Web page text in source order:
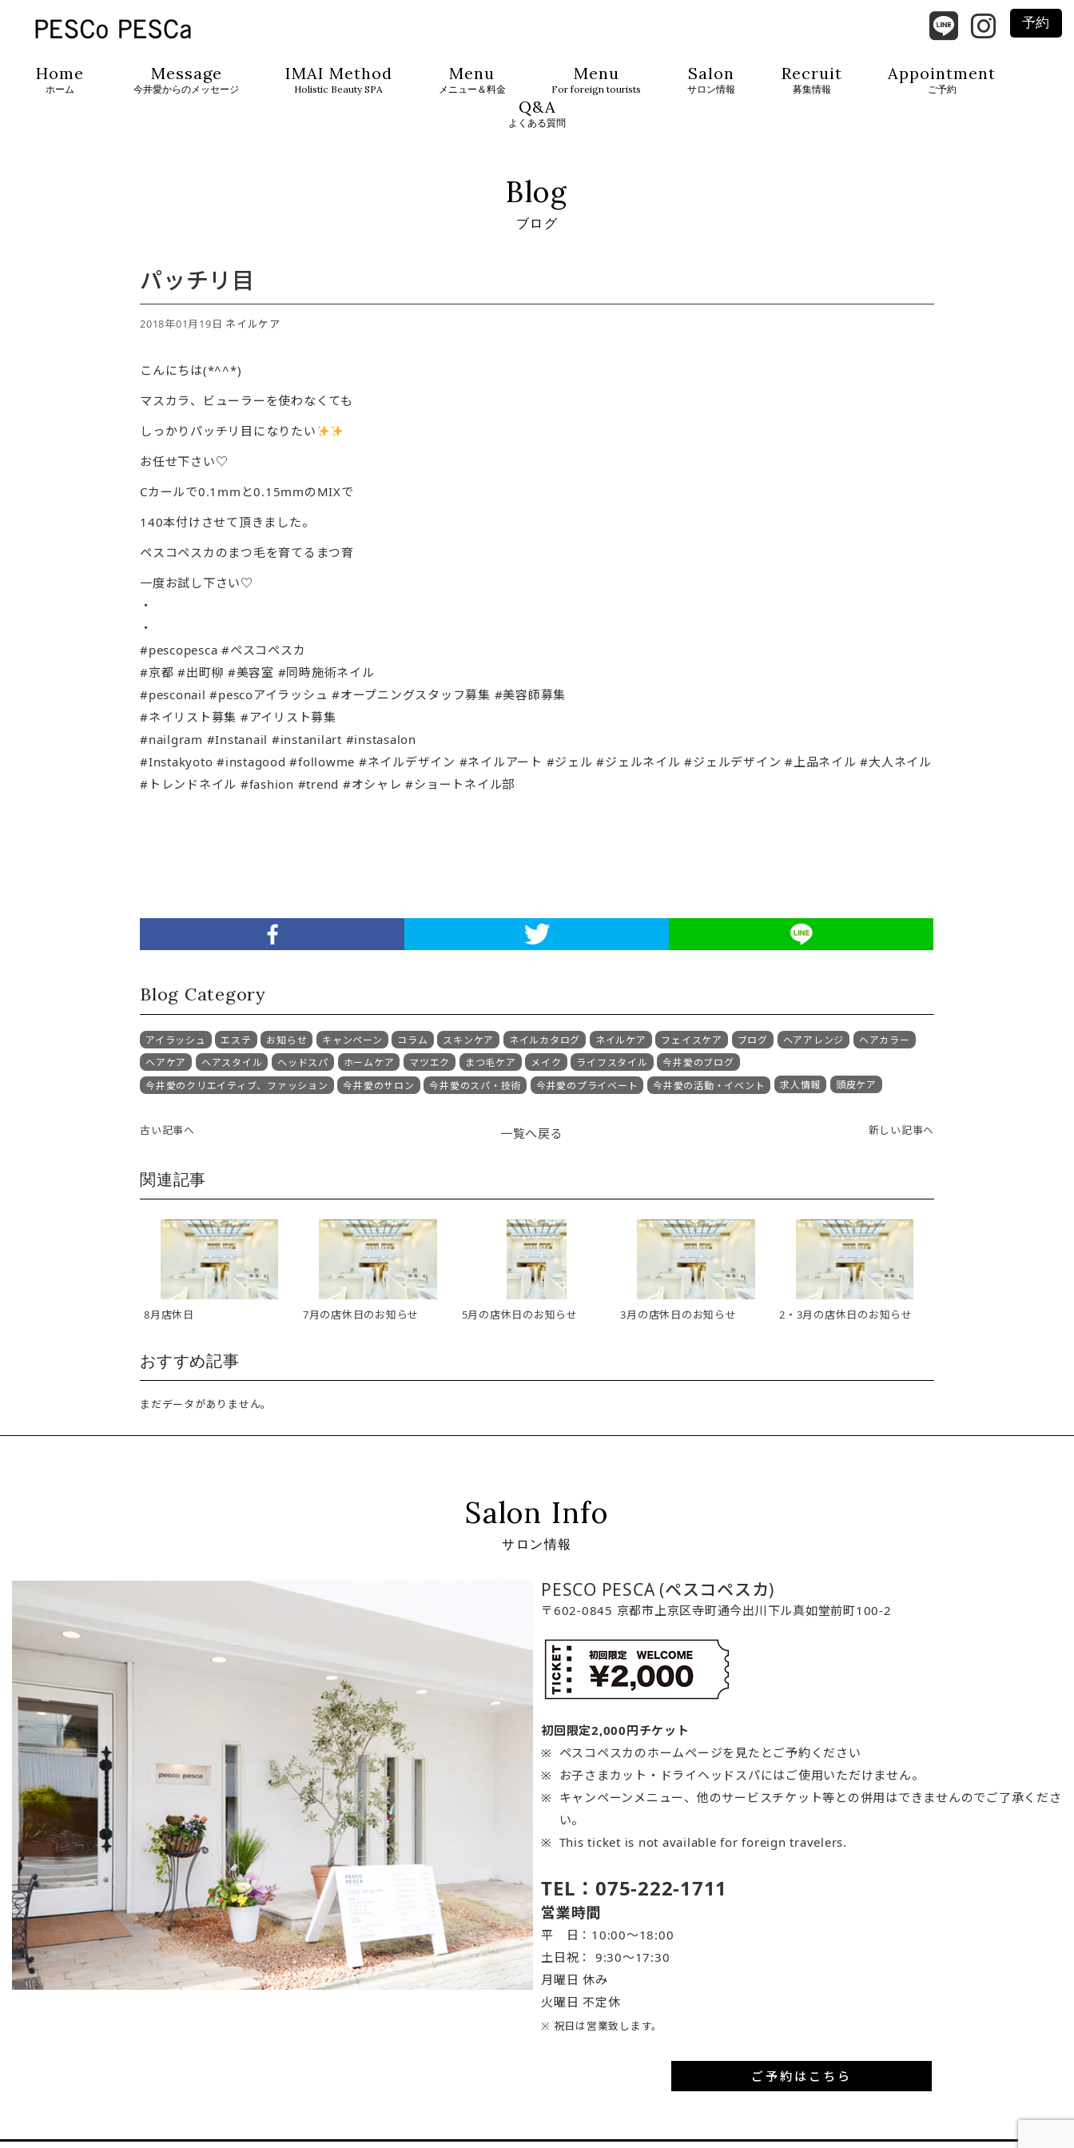
Home
ホーム
Message
今井愛からのメッセージ
IMAI Method
Holistic Beauty SPA
Menu
メニュー＆料金
Menu
For foreign tourists
Salon
サロン情報
Recruit
募集情報
Appointment
ご予約
Q&A
よくある質問
予約
Blog
ブログ
パッチリ目
2018年01月19日 ネイルケア
こんにちは(*^^*)
マスカラ、ビューラーを使わなくても
しっかりパッチリ目になりたい
お任せ下さい♡
Cカールで0.1mmと0.15mmのMIXで
140本付けさせて頂きました。
ペスコペスカのまつ毛を育てるまつ育
一度お試し下さい♡
・
・
#pescopesca #ペスコペスカ
#京都 #出町柳 #美容室 #同時施術ネイル
#pesconail #pescoアイラッシュ #オープニングスタッフ募集 #美容師募集
#ネイリスト募集 #アイリスト募集
#nailgram #Instanail #instanilart #instasalon
#Instakyoto #instagood #followme #ネイルデザイン #ネイルアート #ジェル #ジェルネイル #ジェルデザイン #上品ネイル #大人ネイル
#トレンドネイル #fashion #trend #オシャレ #ショートネイル部
Blog Category
アイラッシュ エステ お知らせ キャンペーン コラム スキンケア ネイルカタログ ネイルケア フェイスケア ブログ ヘアアレンジ
ヘアカラー
ヘアケア
ヘアスタイル ヘッドスパ ホームケア マツエク まつ毛ケア メイク ライフスタイル
今井愛のブログ
今井愛のクリエイティブ、ファッション
今井愛のサロン 今井愛のスパ・技術 今井愛のプライベート 今井愛の活動・イベント 求人情報 頭皮ケア
古い記事へ 一覧へ戻る 新しい記事へ
関連記事
8月店休日 7月の店休日のお知らせ 5月の店休日のお知らせ 3月の店休日のお知らせ 2・3月の店休日のお知らせ
おすすめ記事
まだデータがありません。
Salon Info
サロン情報
PESCO PESCA (ペスコペスカ)
〒602-0845 京都市上京区寺町通今出川下ル真如堂前町100-2
初回限定2,000円チケット
ペスコペスカのホームページを見たとご予約ください
お子さまカット・ドライヘッドスパにはご使用いただけません。
キャンペーンメニュー、他のサービスチケット等との併用はできませんのでご了承くださ
い。
This ticket is not available for foreign travelers.
TEL：075-222-1711
営業時間
平 日：10:00～18:00
土日祝： 9:30〜17:30
月曜日 休み
火曜日 不定休
※ 祝日は営業致します。
ご予約はこちら